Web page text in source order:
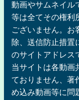
動画やサムネイル
等は全てその権利
ございません。お
除、送信防止措置
のサイトアドレス
当サイトは各動画
ておりません、著
め込み動画等に問